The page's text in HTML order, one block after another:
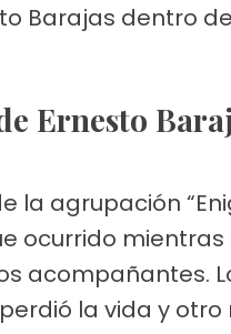
Barajas dentro
Ernesto
la agrupación
ocurrido
acompañantes.
la vida y otro